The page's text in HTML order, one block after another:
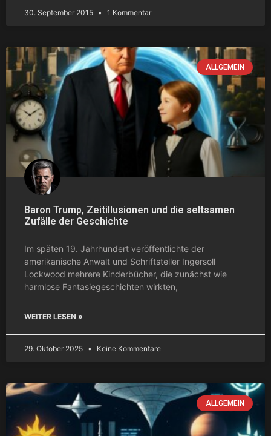
30. September 2015 1 Kommentar
ALLGEMEIN
Baron Trump, Zeitillusionen und die seltsamen
Zufälle der Geschichte
Im späten 19. Jahrhundert veröffentlichte der
amerikanische Anwalt und Schriftsteller Ingersoll
Lockwood mehrere Kinderbücher, die zunächst wie
harmlose Fantasiegeschichten wirkten,
WEITER LESEN »
29. Oktober 2025 Keine Kommentare
ALLGEMEIN